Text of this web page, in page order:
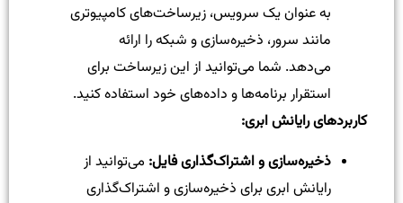
به عنوان یک سرویس، زیرساخت‌های کامپیوتری
مانند سرور، ذخیره‌سازی و شبکه را ارائه
می‌دهد. شما می‌توانید از این زیرساخت برای
استقرار برنامه‌ها و داده‌های خود استفاده کنید.
کاربردهای رایانش ابری:
ذخیره‌سازی و اشتراک‌گذاری فایل: می‌توانید از
رایانش ابری برای ذخیره‌سازی و اشتراک‌گذاری